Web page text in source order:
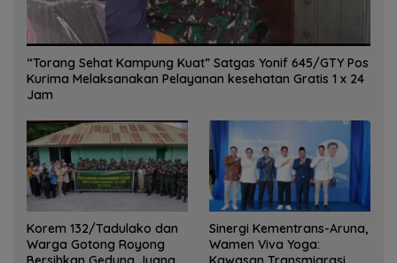
“Torang Sehat Kampung Kuat” Satgas Yonif 645/GTY Pos
Kurima Melaksanakan Pelayanan kesehatan Gratis 1 x 24
Jam
Korem 132/Tadulako dan
Warga Gotong Royong
Sinergi Kementrans-Aruna,
Wamen Viva Yoga: